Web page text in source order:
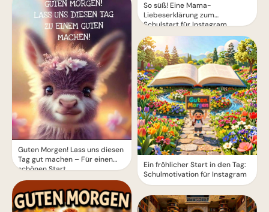
Guten Morgen! Lass uns diesen
Tag gut machen – Für einen
schönen Start
So süß! Eine Mama-
Liebeserklärung zum
Schulstart für Instagram
Ein fröhlicher Start in den Tag:
Schulmotivation für Instagram